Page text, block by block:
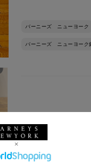
バーニーズ ニューヨーク
バーニーズ ニューヨーク